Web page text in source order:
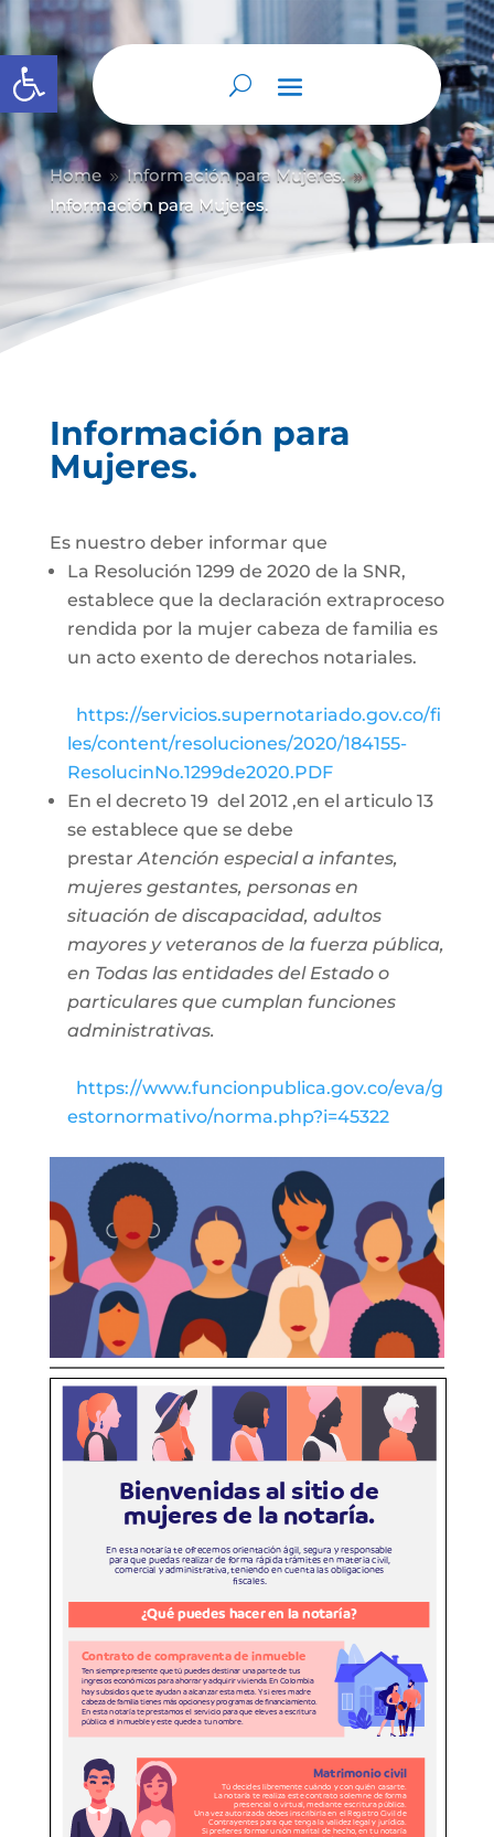
Abrir barra de herramientas
Home 9 Información para Mujeres. 9
Información para Mujeres.
Información para
Mujeres.
Es nuestro deber informar que
La Resolución 1299 de 2020 de la SNR,
establece que la declaración extraproceso
rendida por la mujer cabeza de familia es
un acto exento de derechos notariales.
https://servicios.supernotariado.gov.co/fi
les/content/resoluciones/2020/184155-
ResolucinNo.1299de2020.PDF
En el decreto 19 del 2012 ,en el articulo 13
se establece que se debe
prestarAtención especial a infantes,
mujeres gestantes, personas en
situación de discapacidad, adultos
mayores y veteranos de la fuerza pública,
en Todas las entidades del Estado o
particulares que cumplan funciones
administrativas.
https://www.funcionpublica.gov.co/eva/g
estornormativo/norma.php?i=45322